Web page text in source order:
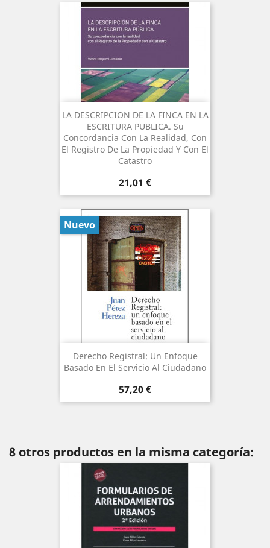
LA DESCRIPCION DE LA FINCA EN LA
ESCRITURA PUBLICA. Su
Concordancia Con La Realidad, Con
El Registro De La Propiedad Y Con El
Catastro
Precio
21,01 €
Derecho Registral: Un Enfoque
Basado En El Servicio Al Ciudadano
Precio
57,20 €
Nuevo
8 otros productos en la misma categoría: